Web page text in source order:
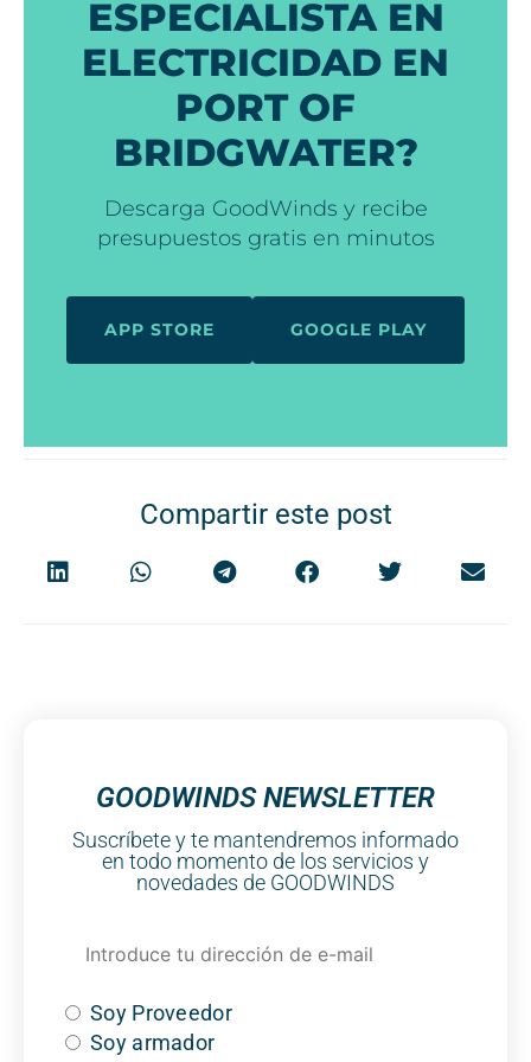
ESPECIALISTA EN
ELECTRICIDAD EN
PORT OF
BRIDGWATER?
Descarga GoodWinds y recibe
presupuestos gratis en minutos
APP STORE GOOGLE PLAY
Compartir este post
GOODWINDS NEWSLETTER
Suscríbete y te mantendremos informado
en todo momento de los servicios y
novedades de GOODWINDS
Soy Proveedor
Soy armador